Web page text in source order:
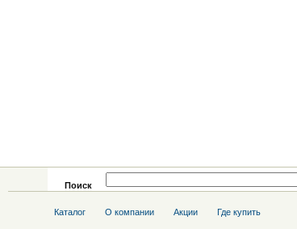
Поиск
Каталог О компании Акции Где купить